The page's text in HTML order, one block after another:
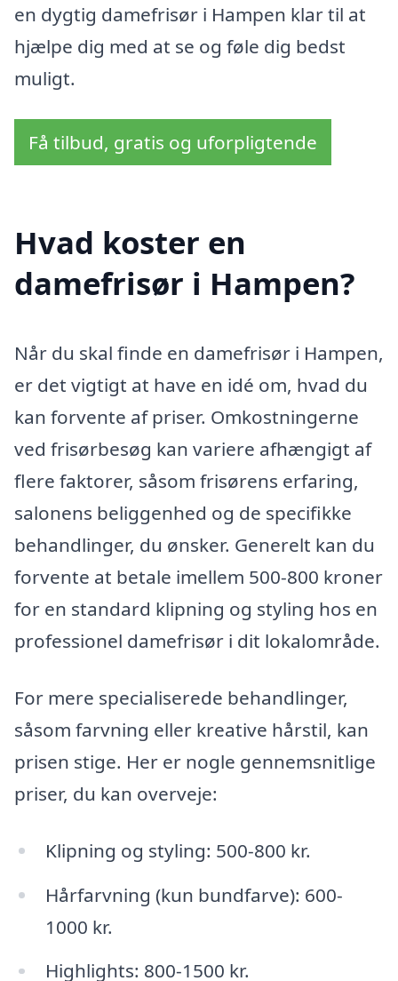
en dygtig damefrisør i Hampen klar til at
hjælpe dig med at se og føle dig bedst
muligt.
Få tilbud, gratis og uforpligtende
Hvad koster en
damefrisør i Hampen?
Når du skal finde en damefrisør i Hampen,
er det vigtigt at have en idé om, hvad du
kan forvente af priser. Omkostningerne
ved frisørbesøg kan variere afhængigt af
flere faktorer, såsom frisørens erfaring,
salonens beliggenhed og de specifikke
behandlinger, du ønsker. Generelt kan du
forvente at betale imellem 500-800 kroner
for en standard klipning og styling hos en
professionel damefrisør i dit lokalområde.
For mere specialiserede behandlinger,
såsom farvning eller kreative hårstil, kan
prisen stige. Her er nogle gennemsnitlige
priser, du kan overveje:
Klipning og styling: 500-800 kr.
Hårfarvning (kun bundfarve): 600-
1000 kr.
Highlights: 800-1500 kr.